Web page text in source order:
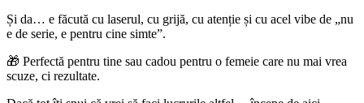
Și da… e făcută cu laserul, cu grijă, cu atenție și cu acel vibe de „nu
e de serie, e pentru cine simte”.
🎁 Perfectă pentru tine sau cadou pentru o femeie care nu mai vrea
scuze, ci rezultate.